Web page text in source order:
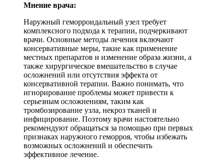
Мнение врача:
Наружный геморроидальный узел требует
комплексного подхода к терапии, подчеркивают
врачи. Основные методы лечения включают
консервативные меры, такие как применение
местных препаратов и изменение образа жизни, а
также хирургическое вмешательство в случае
осложнений или отсутствия эффекта от
консервативной терапии. Важно понимать, что
игнорирование проблемы может привести к
серьезным осложнениям, таким как
тромбозирование узла, некроз тканей и
инфицирование. Поэтому врачи настоятельно
рекомендуют обращаться за помощью при первых
признаках наружного геморроя, чтобы избежать
возможных осложнений и обеспечить
эффективное лечение.